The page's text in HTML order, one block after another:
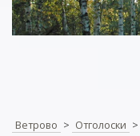
Ветрово > Отголоски >